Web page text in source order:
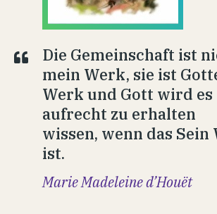
Die Gemeinschaft ist
mein Werk, sie ist
Werk und Gott wird es
aufrecht zu erhalten
wissen, wenn das Sein
ist.
Marie Madeleine d’Houët